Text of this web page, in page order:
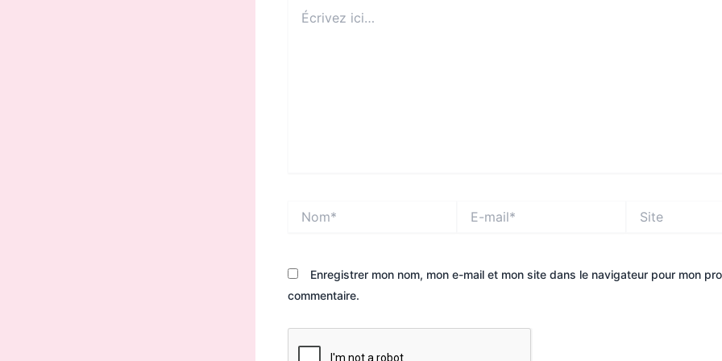
ici…
mail*
Enregistrer mon nom, mon e-mail et mon site dans le navigateur pour mon
commentaire.